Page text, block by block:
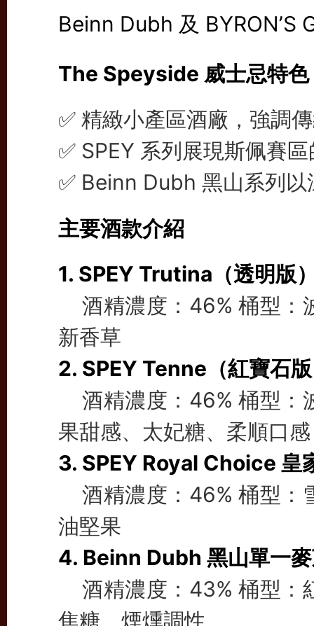
Beinn Dubh 及 BYRON’S
The Speyside 威士忌特色
✅ 精緻小產區酒廠，強調
✅ SPEY 系列展現斯佩賽
✅ Beinn Dubh 黑山系列
主要酒款介紹
1. SPEY Trutina（透明版
酒精濃度：46% 桶型：
新香草
2. SPEY Tenne（紅寶石
酒精濃度：46% 桶型：
果甜感、太妃糖、柔順口感
3. SPEY Royal Choice 皇
酒精濃度：46% 桶型：
油堅果
4. Beinn Dubh 黑山單一
酒精濃度：43% 桶型：
焦糖、煙燻調性